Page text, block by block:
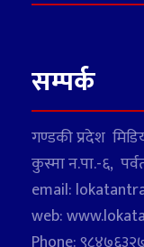
सम्पर्क
गण्डकी प्रदेश
कुस्मा न.पा.-६,
email:
web: